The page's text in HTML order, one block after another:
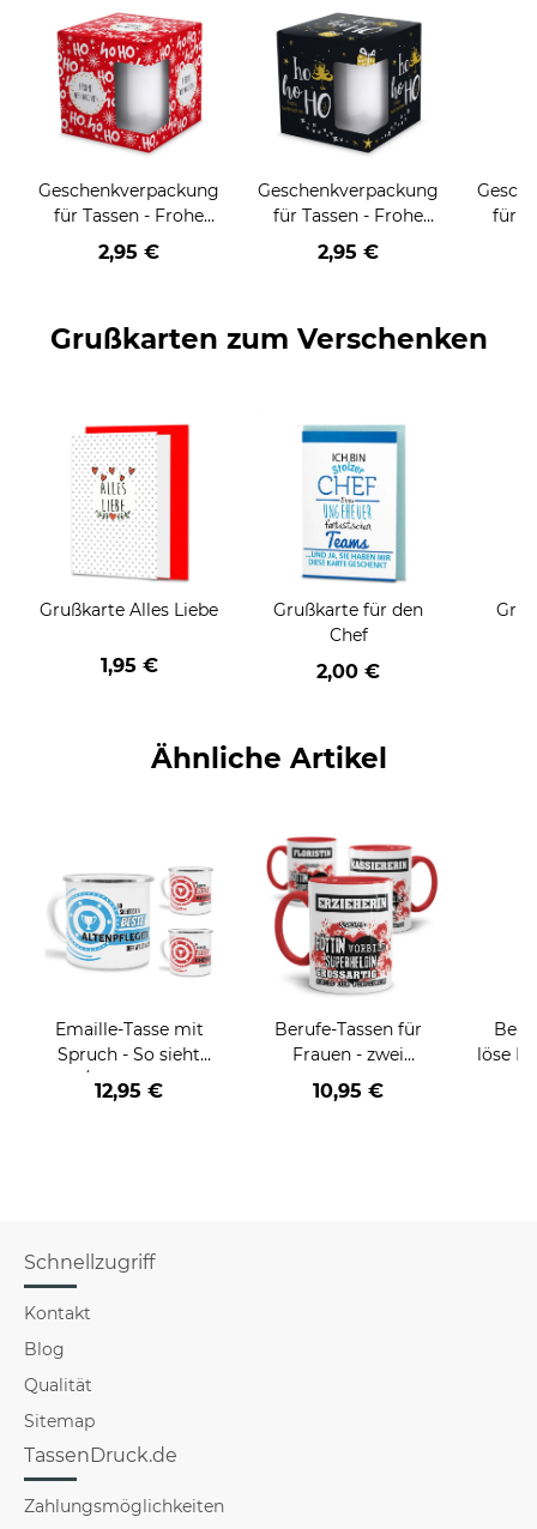
Geschenkverpackung
für Tassen - Frohe
Weihnachten - HO
HO HO - rot
2,95 €
Geschenkverpackung
für Tassen - Frohe
Weihnachten - HO
HO HO - schwarz
2,95 €
für
Grußkarten zum Verschenken
Grußkarte Alles Liebe
1,95 €
Grußkarte für den
Chef
2,00 €
Ähnliche Artikel
Emaille-Tasse mit
Spruch - So sieht
der/die beste - Ihr
Beruf - aus
12,95 €
Berufe-Tassen für
Frauen - zwei
Farbvarianten
10,95 €
löse
Schnellzugriff
Kontakt
Blog
Qualität
Sitemap
TassenDruck.de
Zahlungsmöglichkeiten